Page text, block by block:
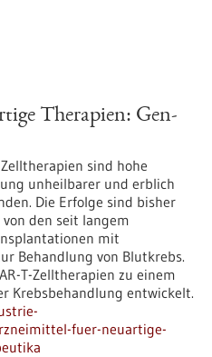
Therapien: Gen-
sind hohe
unheilbarer und erblich
Die Erfolge sind bisher
den seit langem
mit
Behandlung von Blutkrebs.
T-Zelltherapien zu einem
Krebsbehandlung entwickelt.
fuer-neuartige-